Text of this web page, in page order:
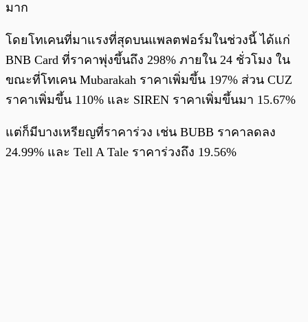
มาก
โดยโทเคนที่มาแรงที่สุดบนแพลตฟอร์มในช่วงนี้ ได้แก่
BNB Card ที่ราคาพุ่งขึ้นถึง 298% ภายใน 24 ชั่วโมง ใน
ขณะที่โทเคน Mubarakah ราคาเพิ่มขึ้น 197% ส่วน CUZ
ราคาเพิ่มขึ้น 110% และ SIREN ราคาเพิ่มขึ้นมา 15.67%
แต่ก็มีบางเหรียญที่ราคาร่วง เช่น BUBB ราคาลดลง
24.99% และ Tell A Tale ราคาร่วงถึง 19.56%